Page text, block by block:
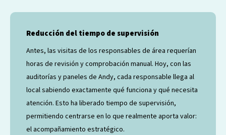
Reducción del tiempo de supervisión
Antes, las visitas de los responsables de área requerían
horas de revisión y comprobación manual. Hoy, con las
auditorías y paneles de Andy, cada responsable llega al
local sabiendo exactamente qué funciona y qué necesita
atención. Esto ha liberado tiempo de supervisión,
permitiendo centrarse en lo que realmente aporta valor:
el acompañamiento estratégico.